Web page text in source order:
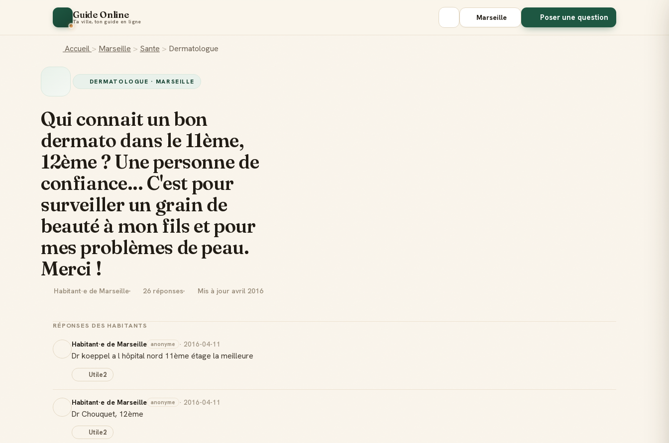
Guide Online
Ta ville, ton guide en ligne Marseille Poser une question
Accueil > Marseille > Sante > Dermatologue
DERMATOLOGUE · MARSEILLE
Qui connait un bon
dermato dans le 11ème,
12ème ? Une personne de
confiance... C'est pour
surveiller un grain de
beauté à mon fils et pour
mes problèmes de peau.
Merci !
Habitant·e de Marseille 26 réponses Mis à jour avril 2016
RÉPONSES DES HABITANTS
Habitant·e de Marseille anonyme · 2016-04-11
Dr koeppel a l hôpital nord 11ème étage la meilleure
Utile2
Habitant·e de Marseille anonyme · 2016-04-11
Dr Chouquet, 12ème
Utile2